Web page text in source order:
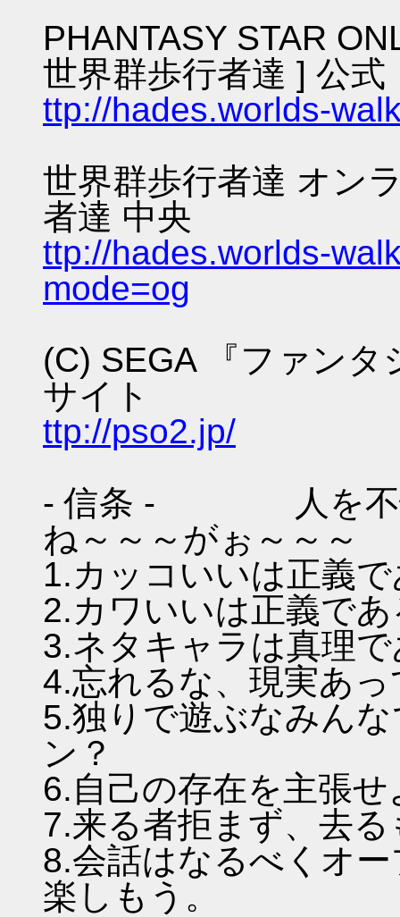
PHANTASY STAR
世界群歩行者達 ] 公式
ttp://hades.worlds-
世界群歩行者達 オン
者達 中央
ttp://hades.worlds-
mode=og
(C) SEGA 『ファン
サイト
ttp://pso2.jp/
- 信条 - 人を不快
ね～～～がぉ～～～
1.カッコいいは正義
2.カワいいは正義で
3.ネタキャラは真理
4.忘れるな、現実あ
5.独りで遊ぶなみん
ン？
6.自己の存在を主張
7.来る者拒まず、去
8.会話はなるべくオ
楽しもう。